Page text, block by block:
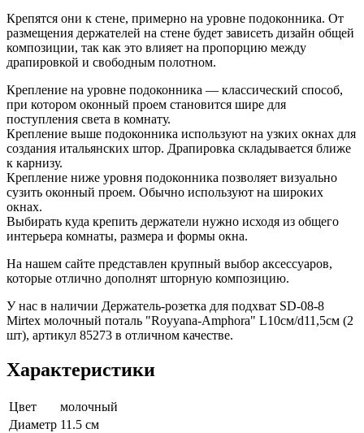
Крепятся они к стене, примерно на уровне подоконника. От
размещения держателей на стене будет зависеть дизайн общей
композиции, так как это влияет на пропорцию между
драпировкой и свободным полотном.
Крепление на уровне подоконника — классический способ,
при котором оконный проем становится шире для
поступления света в комнату.
Крепление выше подоконника используют на узких окнах для
создания итальянских штор. Драпировка складывается ближе
к карнизу.
Крепление ниже уровня подоконника позволяет визуально
сузить оконный проем. Обычно используют на широких
окнах.
Выбирать куда крепить держатели нужно исходя из общего
интерьера комнаты, размера и формы окна.
На нашем сайте представлен крупный выбор аксессуаров,
которые отлично дополнят шторную композицию.
У нас в наличии Держатель-розетка для подхват SD-08-8
Mirtex молочный поталь "Royyana-Amphora" L10см/d11,5см (2
шт), артикул 85273 в отличном качестве.
Характеристики
Цвет
молочный
Диаметр 11.5 см